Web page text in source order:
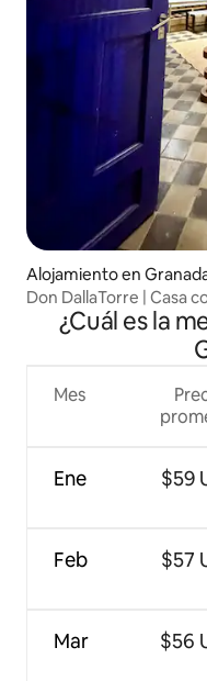
Alojamiento en
Don DallaTorre | Casa
¿Cuál es la
Mes
Ene
Feb
Mar
$59
$57
$56